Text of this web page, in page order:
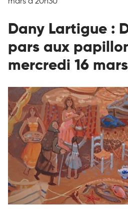
Dany Lartigue :
pars aux
mercredi 16